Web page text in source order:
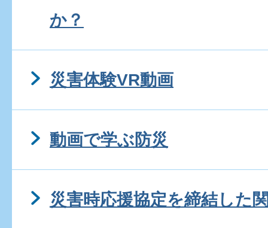
か？
災害体験VR動画
動画で学ぶ防災
災害時応援協定を締結した